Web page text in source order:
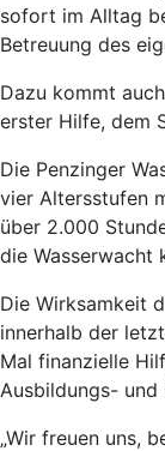
sofort im Alltag
Betreuung des
Dazu kommt
erster Hilfe, dem
Die Penzinger
vier Altersstufen
über 2.000
die Wasserwacht
Die Wirksamkeit
innerhalb der
Mal finanzielle
Ausbildungs-
„Wir freuen uns,